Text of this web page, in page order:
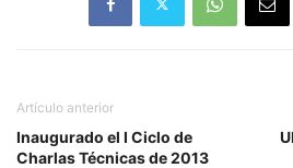
Artículo anterior
Inaugurado el I Ciclo de
Charlas Técnicas de 2013